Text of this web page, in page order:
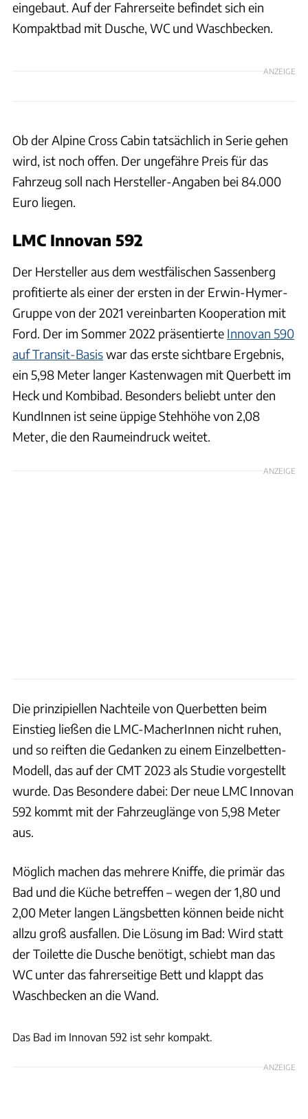
eingebaut. Auf der Fahrerseite befindet sich ein
Kompaktbad mit Dusche, WC und Waschbecken.
ANZEIGE
Ob der Alpine Cross Cabin tatsächlich in Serie gehen
wird, ist noch offen. Der ungefähre Preis für das
Fahrzeug soll nach Hersteller-Angaben bei 84.000
Euro liegen.
LMC Innovan 592
Der Hersteller aus dem westfälischen Sassenberg
profitierte als einer der ersten in der Erwin-Hymer-
Gruppe von der 2021 vereinbarten Kooperation mit
Ford. Der im Sommer 2022 präsentierte Innovan 590
auf Transit-Basiswar das erste sichtbare Ergebnis,
ein 5,98 Meter langer Kastenwagen mit Querbett im
Heck und Kombibad. Besonders beliebt unter den
KundInnen ist seine üppige Stehhöhe von 2,08
Meter, die den Raumeindruck weitet.
ANZEIGE
Die prinzipiellen Nachteile von Querbetten beim
Einstieg ließen die LMC-MacherInnen nicht ruhen,
und so reiften die Gedanken zu einem Einzelbetten-
Modell, das auf der CMT 2023 als Studie vorgestellt
wurde. Das Besondere dabei: Der neue LMC Innovan
592 kommt mit der Fahrzeuglänge von 5,98 Meter
aus.
Möglich machen das mehrere Kniffe, die primär das
Bad und die Küche betreffen – wegen der 1,80 und
2,00 Meter langen Längsbetten können beide nicht
allzu groß ausfallen. Die Lösung im Bad: Wird statt
der Toilette die Dusche benötigt, schiebt man das
WC unter das fahrerseitige Bett und klappt das
Waschbecken an die Wand.
Das Bad im Innovan 592 ist sehr kompakt.
ANZEIGE